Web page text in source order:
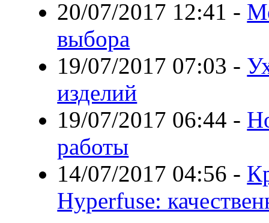
20/07/2017 12:41 -
выбора
19/07/2017 07:03 -
изделий
19/07/2017 06:44 -
работы
14/07/2017 04:56 -
Hyperfuse: